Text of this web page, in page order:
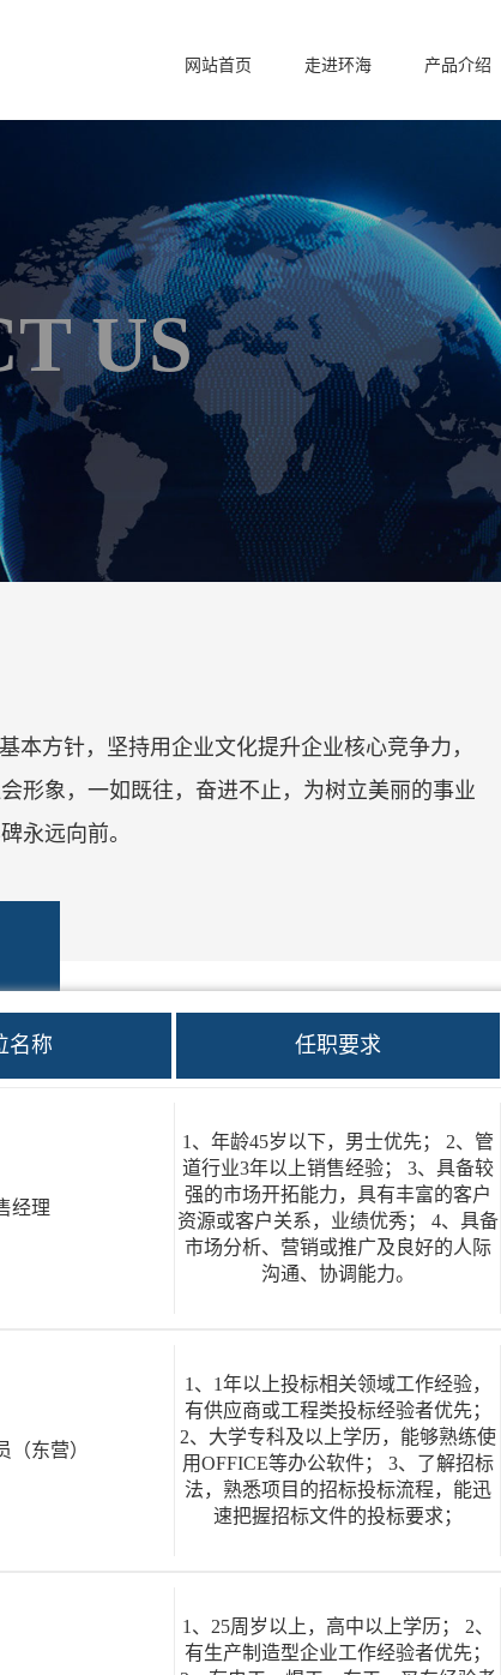
网站首页 走进环海 产品介绍
US
本方针，坚持用企业文化提升企业核心竞争力，
形象，一如既往，奋进不止，为树立美丽的事业
永远向前。
名称 任职要求
经理
1、年龄45岁以下，男士优先； 2、管
道行业3年以上销售经验； 3、具备较
强的市场开拓能力，具有丰富的客户
资源或客户关系，业绩优秀； 4、具备
市场分析、营销或推广及良好的人际
沟通、协调能力。
（东营）
1、1年以上投标相关领域工作经验，
有供应商或工程类投标经验者优先；
2、大学专科及以上学历，能够熟练使
用OFFICE等办公软件； 3、了解招标
法，熟悉项目的招标投标流程，能迅
速把握招标文件的投标要求；
1、25周岁以上，高中以上学历； 2、
有生产制造型企业工作经验者优先；